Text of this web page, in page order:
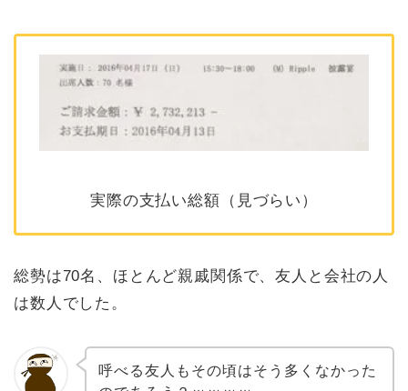
実際の支払い総額（見づらい）
総勢は70名、ほとんど親戚関係で、友人と会社の人
は数人でした。
呼べる友人もその頃はそう多くなかった